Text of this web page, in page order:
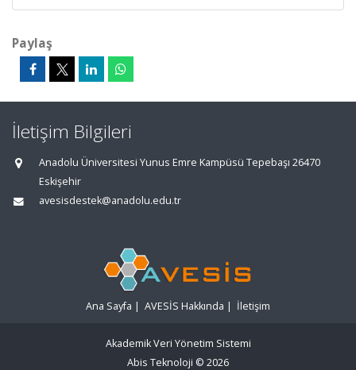
Paylaş
İletişim Bilgileri
Anadolu Üniversitesi Yunus Emre Kampüsü Tepebaşı 26470
Eskişehir
avesisdestek@anadolu.edu.tr
Ana Sayfa | AVESİS Hakkında | İletişim
Akademik Veri Yönetim Sistemi
Abis Teknoloji © 2026